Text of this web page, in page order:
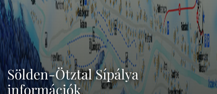
Sölden-Ötztal Sípálya
információk